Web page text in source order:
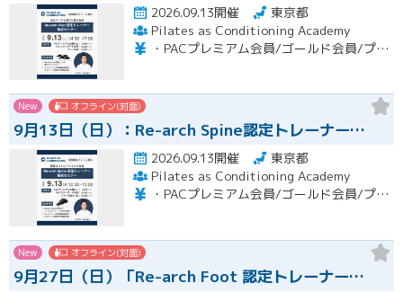
2026.09.13開催
東京都
Pilates as Conditioning Academy
・PACプレミアム会員/ゴールド会員/プラチナ会員：9,900円（税込） ・PACスタンダード会員：13,200円（税込） ・フリー会員：16,500円（税込）
New オフライン(対面)
9月13日（日）：Re-arch Spine認定トレーナー…
2026.09.13開催
東京都
Pilates as Conditioning Academy
・PACプレミアム会員/ゴールド会員/プラチナ会員：9,900円（税込） ・PACスタンダード会員：13,200円（税込） ・フリー会員：16,500円（税込）
New オフライン(対面)
9月27日（日）「Re-arch Foot 認定トレーナー…